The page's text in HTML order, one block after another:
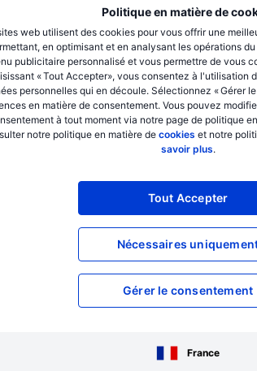
Politique en matière de
web utilisent des cookies pour vous offrir une
en optimisant et en analysant les opérations
publicitaire personnalisé et vous permettre de vous
« Tout Accepter», vous consentez à l'utilisation
personnelles qui en découle. Sélectionnez « Gérer
en matière de consentement. Vous pouvez
à tout moment via notre page de politique
notre politique en matière de cookies et notre
savoir plus.
Tout Accepter
Nécessaires
Gérer le consentement
France
XXXXXXX
XXXXXXX
XXXXXXX
XXXXXXX
XXXXXXX
XXXXXXX
XXXXXXX
XXXXXXX
Ouvrir un
services. It specializes in the
deposits, funding for SMEs, non-recourse